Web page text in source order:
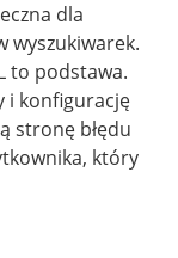
dla
wyszukiwarek.
to podstawa.
i konfigurację
stronę błędu
który